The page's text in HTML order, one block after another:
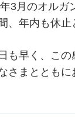
3月のオルガ
年内も休止
も早く、こ
まとともに